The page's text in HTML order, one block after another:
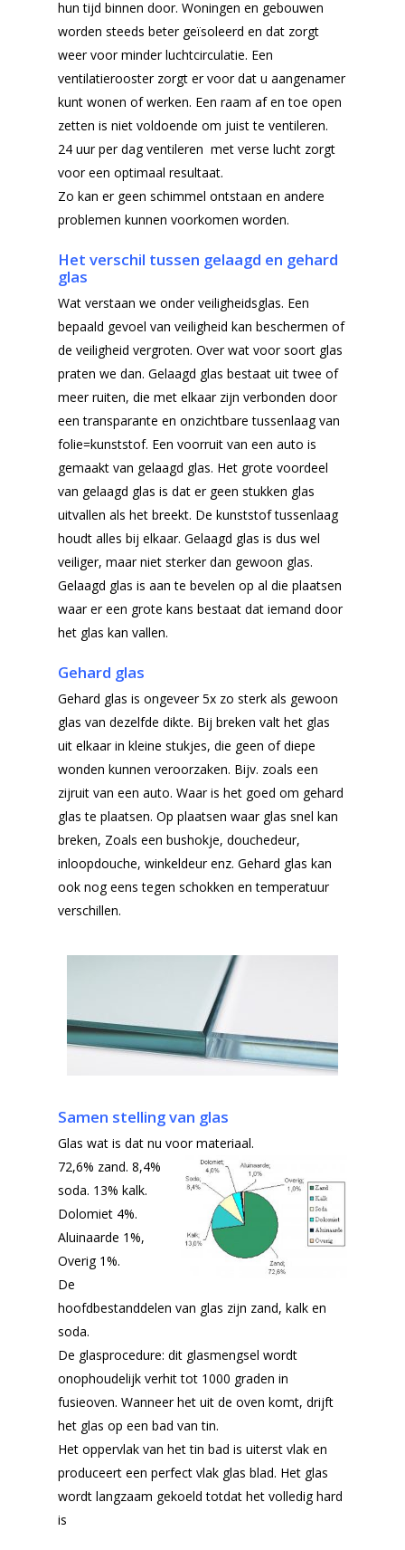
hun tijd binnen door. Woningen en gebouwen
worden steeds beter geïsoleerd en dat zorgt
weer voor minder luchtcirculatie. Een
ventilatierooster zorgt er voor dat u aangenamer
kunt wonen of werken. Een raam af en toe open
zetten is niet voldoende om juist te ventileren.
24 uur per dag ventileren met verse lucht zorgt
voor een optimaal resultaat.
Zo kan er geen schimmel ontstaan en andere
problemen kunnen voorkomen worden.
Het verschil tussen gelaagd en gehard
glas
Wat verstaan we onder veiligheidsglas. Een
bepaald gevoel van veiligheid kan beschermen of
de veiligheid vergroten. Over wat voor soort glas
praten we dan. Gelaagd glas bestaat uit twee of
meer ruiten, die met elkaar zijn verbonden door
een transparante en onzichtbare tussenlaag van
folie=kunststof. Een voorruit van een auto is
gemaakt van gelaagd glas. Het grote voordeel
van gelaagd glas is dat er geen stukken glas
uitvallen als het breekt. De kunststof tussenlaag
houdt alles bij elkaar. Gelaagd glas is dus wel
veiliger, maar niet sterker dan gewoon glas.
Gelaagd glas is aan te bevelen op al die plaatsen
waar er een grote kans bestaat dat iemand door
het glas kan vallen.
Gehard glas
Gehard glas is ongeveer 5x zo sterk als gewoon
glas van dezelfde dikte. Bij breken valt het glas
uit elkaar in kleine stukjes, die geen of diepe
wonden kunnen veroorzaken. Bijv. zoals een
zijruit van een auto. Waar is het goed om gehard
glas te plaatsen. Op plaatsen waar glas snel kan
breken, Zoals een bushokje, douchedeur,
inloopdouche, winkeldeur enz. Gehard glas kan
ook nog eens tegen schokken en temperatuur
verschillen.
Samen stelling van glas
Glas wat is dat nu voor materiaal.
72,6% zand. 8,4%
soda. 13% kalk.
Dolomiet 4%.
Aluinaarde 1%,
Overig 1%.
De
hoofdbestanddelen van glas zijn zand, kalk en
soda.
De glasprocedure: dit glasmengsel wordt
onophoudelijk verhit tot 1000 graden in
fusieoven. Wanneer het uit de oven komt, drijft
het glas op een bad van tin.
Het oppervlak van het tin bad is uiterst vlak en
produceert een perfect vlak glas blad. Het glas
wordt langzaam gekoeld totdat het volledig hard
is
Home
Producten
Dubbelglas
Ventilatieroosters
Gelaagd glas
Gehard glas
Enkelglas
Glas in lood
Offerteformulier
Subsidie glas
Projecten